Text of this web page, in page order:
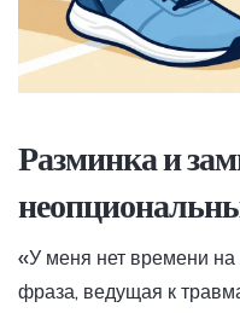
Разминка и
«У меня нет времени на
фраза, ведущая к